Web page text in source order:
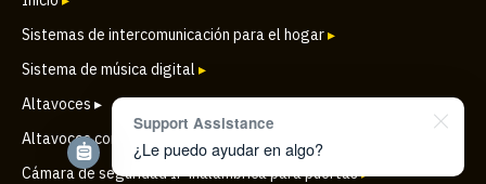
Sistemas de intercomunicación para el hogar▸
Sistema de música digital ▸
Altavoces ▸
Altavoces comerciales
Cámara de seguridad IP inalámbrica para puertas▸
Support Assistance
¿Le puedo ayudar en algo?